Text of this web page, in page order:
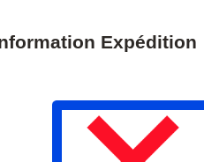
seront suspendues du 07